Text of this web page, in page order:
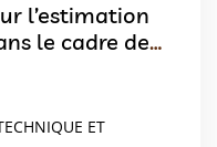
l’estimation
le cadre de
ET